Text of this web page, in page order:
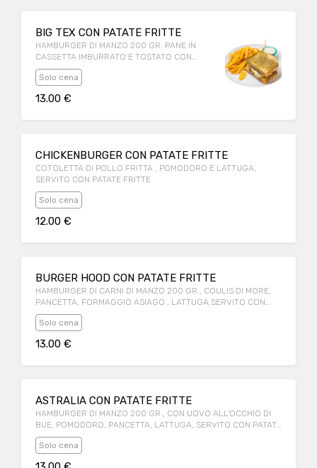
BIG TEX CON PATATE FRITTE
HAMBURGER DI MANZO 200 GR. PANE IN
CASSETTA IMBURRATO E TOSTATO CON
CIPOLLA SCOTTATA, JALAPEÑO,
PROVOLONE, BACON CROCCANTE,SERVITO
Solo cena
13.00 €
CHICKENBURGER CON PATATE FRITTE
COTOLETTA DI POLLO FRITTA , POMODORO E LATTUGA,
SERVITO CON PATATE FRITTE
Solo cena
12.00 €
BURGER HOOD CON PATATE FRITTE
HAMBURGER DI CARNI DI MANZO 200 GR., COULIS DI MORE,
PANCETTA, FORMAGGIO ASIAGO , LATTUGA,SERVITO CON
PATATE FRITTE
Solo cena
13.00 €
ASTRALIA CON PATATE FRITTE
HAMBURGER DI MANZO 200 GR., CON UOVO ALL'OCCHIO DI
BUE, POMODORO, PANCETTA, LATTUGA, SERVITO CON PATATE
FRITTE, SERVITO CON PATATE FRITTE
Solo cena